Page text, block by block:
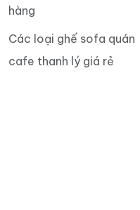
hàng
Các loại ghế sofa quán
cafe thanh lý giá rẻ